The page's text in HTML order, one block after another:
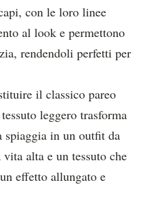
con le loro linee
al look e permettono
rendendoli perfetti per
il classico pareo
leggero trasforma
spiaggia in un outfit da
alta e un tessuto che
effetto allungato e